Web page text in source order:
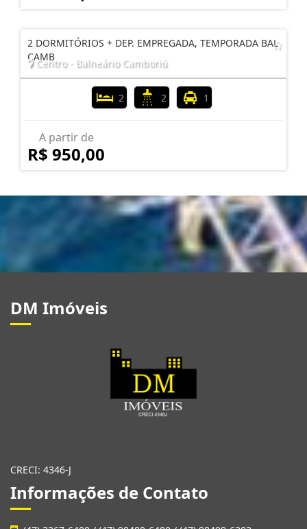
2 DORMITÓRIOS + DEP. EMPREGADA, TEMPORADA BAL
CAMB
Centro - Balneário Camboriú
2 2 1
A partir de
R$ 950,00
DM Imóveis
CRECI: 4346-J
Informações de Contato